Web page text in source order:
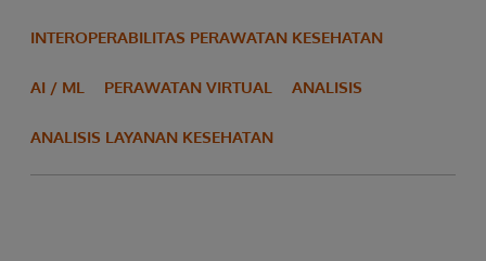
INTEROPERABILITAS PERAWATAN KESEHATAN
AI / ML PERAWATAN VIRTUAL ANALISIS
ANALISIS LAYANAN KESEHATAN